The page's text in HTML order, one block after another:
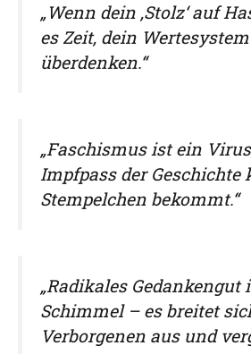
„Wenn dein ‚Stolz‘ auf
es Zeit, dein
überdenken.“
„Faschismus ist ein
Impfpass der Geschichte
Stempelchen bekommt.“
„Radikales Gedankengut
Schimmel – es breitet
Verborgenen aus und